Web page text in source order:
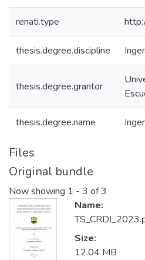
renati.type
thesis.degree.discipline
thesis.degree.grantor
thesis.degree.name
Files
Original bundle
Now showing 1 - 3 of 3
Name:
Size:
12.04 MB